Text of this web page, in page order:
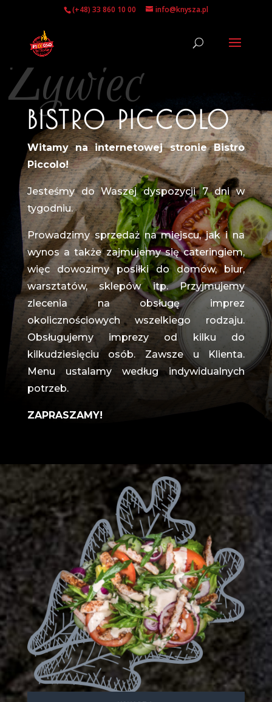
(+48) 33 860 10 00 info@knysza.pl
Żywiec
BISTRO PICCOLO
Witamy na internetowej stronie Bistro
Piccolo!
Jesteśmy do Waszej dyspozycji 7 dni w
tygodniu.
Prowadzimy sprzedaż na miejscu, jak i na
wynos a także zajmujemy się cateringiem,
więc dowozimy posiłki do domów, biur,
warsztatów, sklepów itp. Przyjmujemy
zlecenia na obsługę imprez
okolicznościowych wszelkiego rodzaju.
Obsługujemy imprezy od kilku do
kilkudziesięciu osób. Zawsze u Klienta.
Menu ustalamy według indywidualnych
potrzeb.
ZAPRASZAMY!